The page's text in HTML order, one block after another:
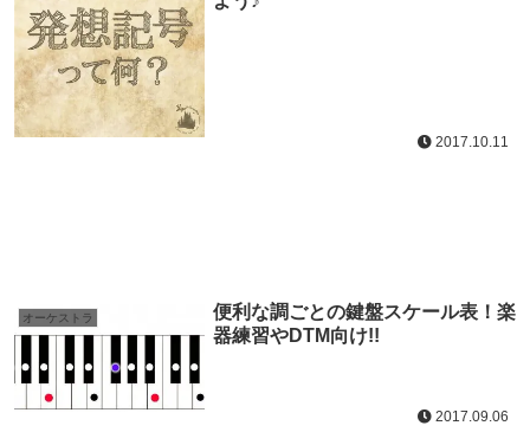
2017.10.11
オーケストラ
便利な調ごとの鍵盤スケール表！楽
器練習やDTM向け!!
2017.09.06